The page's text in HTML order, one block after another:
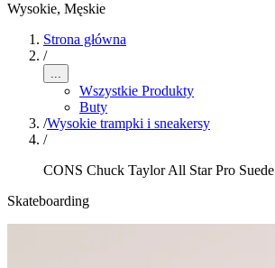
Wysokie, Męskie
Strona główna
/
...
Wszystkie Produkty
Buty
/Wysokie trampki i sneakersy
/
CONS Chuck Taylor All Star Pro Suede
Skateboarding